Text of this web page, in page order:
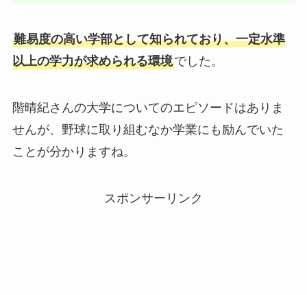
難易度の高い学部として知られており、一定水準
以上の学力が求められる環境でした。
階晴紀さんの大学についてのエピソードはありま
せんが、野球に取り組むなか学業にも励んでいた
ことが分かりますね。
スポンサーリンク